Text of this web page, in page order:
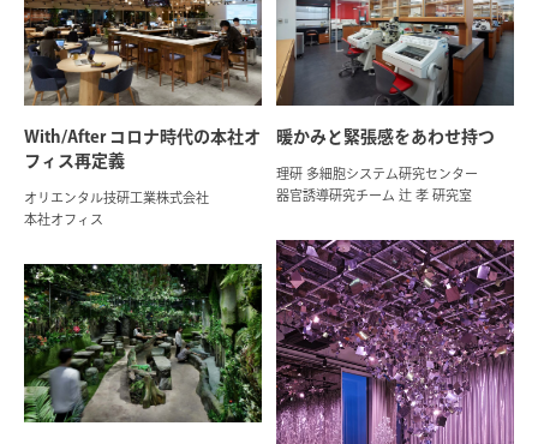
With/After コロナ時代の本社オ
フィス再定義
オリエンタル技研工業株式会社
本社オフィス
暖かみと緊張感をあわせ持つ
理研 多細胞システム研究センター
器官誘導研究チーム 辻 孝 研究室